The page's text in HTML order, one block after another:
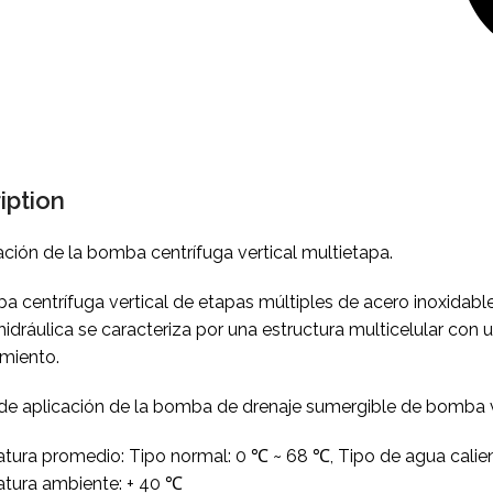
de la bomba centrífuga vertical multietapa.
centrífuga vertical de etapas múltiples de acero
se caracteriza por una estructura multicelular
aplicación de la bomba de drenaje sumergible de bomba
promedio: Tipo normal: 0 ℃ ~ 68 ℃, Tipo de agua
ambiente: + 40 ℃